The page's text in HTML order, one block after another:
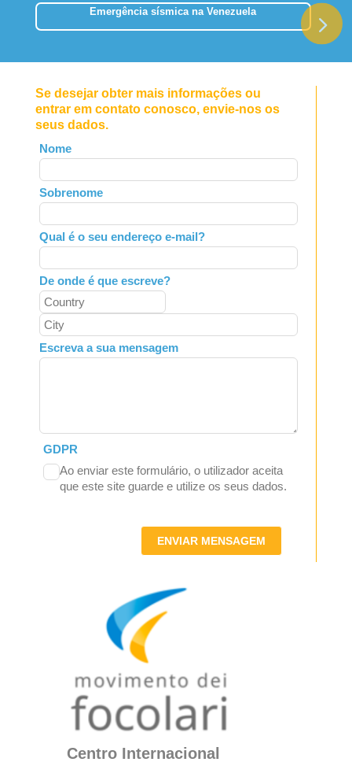
Emergência sísmica na Venezuela
Se desejar obter mais informações ou
entrar em contato conosco, envie-nos os
seus dados.
Leave
this
field
blank
Nome
Sobrenome
Qual é o seu endereço e-mail?
De onde é que escreve?
Escreva a sua mensagem
GDPR
Ao enviar este formulário, o utilizador aceita
que este site guarde e utilize os seus dados.
ENVIAR MENSAGEM
Centro Internacional